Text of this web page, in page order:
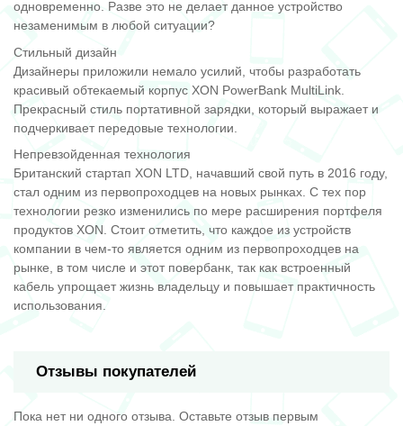
одновременно. Разве это не делает данное устройство
незаменимым в любой ситуации?
Стильный дизайн
Дизайнеры приложили немало усилий, чтобы разработать
красивый обтекаемый корпус XON PowerBank MultiLink.
Прекрасный стиль портативной зарядки, который выражает и
подчеркивает передовые технологии.
Непревзойденная технология
Британский стартап XON LTD, начавший свой путь в 2016 году,
стал одним из первопроходцев на новых рынках. С тех пор
технологии резко изменились по мере расширения портфеля
продуктов XON. Стоит отметить, что каждое из устройств
компании в чем-то является одним из первопроходцев на
рынке, в том числе и этот повербанк, так как встроенный
кабель упрощает жизнь владельцу и повышает практичность
использования.
Отзывы покупателей
Пока нет ни одного отзыва. Оставьте отзыв первым